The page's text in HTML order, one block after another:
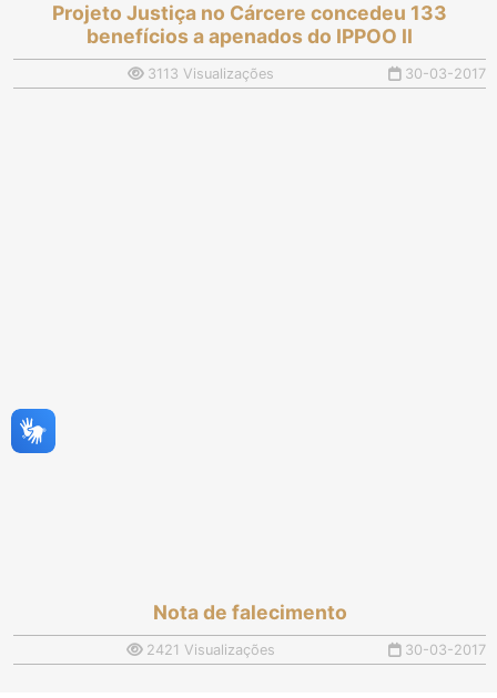
Projeto Justiça no Cárcere concedeu 133
benefícios a apenados do IPPOO II
3113 Visualizações 30-03-2017
Nota de falecimento
2421 Visualizações 30-03-2017